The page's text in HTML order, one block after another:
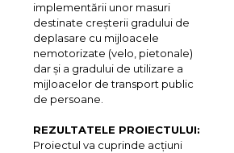
implementării unor masuri
destinate creșterii gradului de
deplasare cu mijloacele
nemotorizate (velo, pietonale)
dar și a gradului de utilizare a
mijloacelor de transport public
de persoane.
REZULTATELE PROIECTULUI:
Proiectul va cuprinde acțiuni